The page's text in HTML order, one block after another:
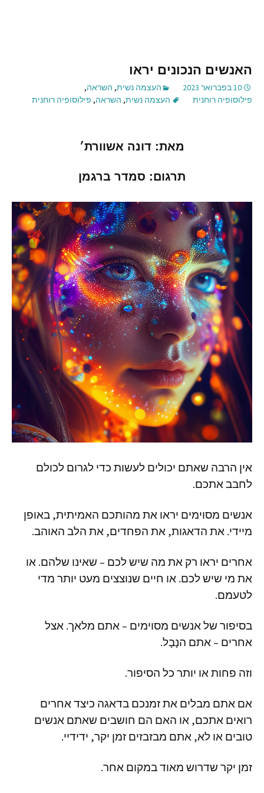
האנשים הנכונים יראו
10 בפברואר 2023 העצמה נשית, השראה,
פילוסופיה רוחנית
העצמה נשית, השראה, פילוסופיה רוחנית
מאת: דונה אשוורת׳
תרגום: סמדר ברגמן
אין הרבה שאתם יכולים לעשות כדי לגרום לכולם
לחבבאתכם.
אנשים מסוימים יראו את מהותכם האמיתית, באופן
מיידי. את הדאגות, את הפחדים, את הלב האוהב.
אחרים יראו רק את מה שישלכם – שאינו שלהם. או
את מי שישלכם. או חיים שנוצצים מעט יותר מדי
לטעמם.
בסיפור שלאנשים מסוימים – אתם מלאך. אצל
אחרים – אתם הנָבָל.
וזה פחותאו יותר כל הסיפור.
אם אתם מבלים אתזמנכם בדאגה כיצדאחרים
רואים אתכם, או האם הם חושבים שאתם אנשים
טובים או לא, אתם מבזבזים זמן יקר, ידידיי.
זמן יקר שדרוש מאודבמקום אחר.